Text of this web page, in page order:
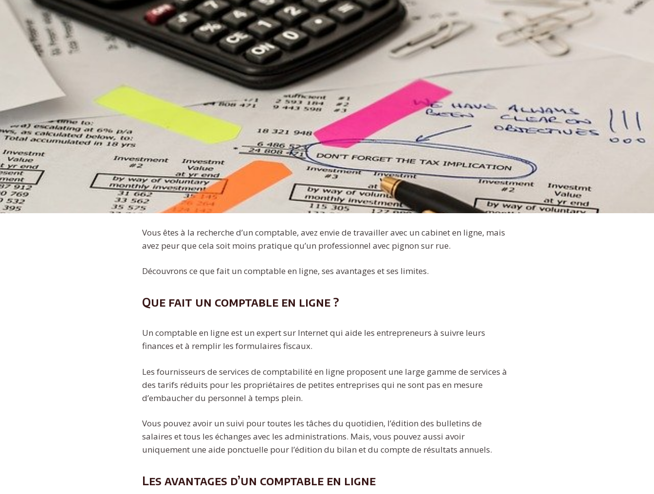
Vous êtes à la recherche d’un comptable, avez envie de travailler avec un cabinet en ligne, mais
avez peur que cela soit moins pratique qu’un professionnel avec pignon sur rue.
Découvrons ce que fait un comptable en ligne, ses avantages et ses limites.
Que fait un comptable en ligne ?
Un comptable en ligne est un expert sur Internet qui aide les entrepreneurs à suivre leurs
finances et à remplir les formulaires fiscaux.
Les fournisseurs de services de comptabilité en ligne proposent une large gamme de services à
des tarifs réduits pour les propriétaires de petites entreprises qui ne sont pas en mesure
d’embaucher du personnel à temps plein.
Vous pouvez avoir un suivi pour toutes les tâches du quotidien, l’édition des bulletins de
salaires et tous les échanges avec les administrations. Mais, vous pouvez aussi avoir
uniquement une aide ponctuelle pour l’édition du bilan et du compte de résultats annuels.
Les avantages d’un comptable en ligne